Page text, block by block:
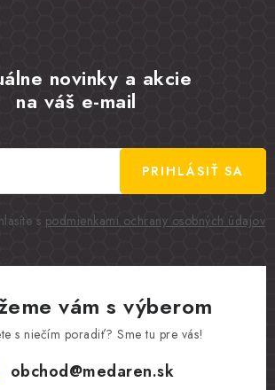
novinky a akcie
na váš e-mail
s podmienkami ochrany osobných údajov
PRIHLÁSIŤ SA
vám s výberom
s niečím poradiť? Sme tu pre vás!
obchod@medaren.sk